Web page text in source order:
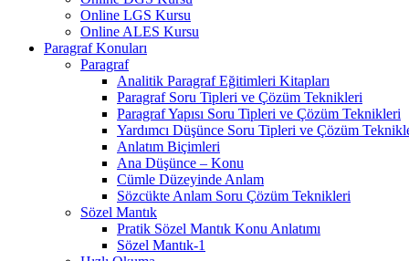
Online LGS Kursu
Online ALES Kursu
Paragraf Konuları
Paragraf
Analitik Paragraf Eğitimleri Kitapları
Paragraf Soru Tipleri ve Çözüm Teknikleri
Paragraf Yapısı Soru Tipleri ve Çözüm Teknikleri
Yardımcı Düşünce Soru Tipleri ve Çözüm
Anlatım Biçimleri
Ana Düşünce – Konu
Cümle Düzeyinde Anlam
Sözcükte Anlam Soru Çözüm Teknikleri
Sözel Mantık
Pratik Sözel Mantık Konu Anlatımı
Sözel Mantık-1